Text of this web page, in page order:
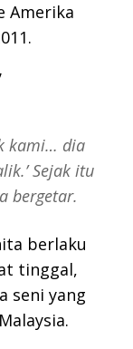
Amerika
kami… dia
Sejak itu
bergetar.
berlaku
tinggal,
seni yang